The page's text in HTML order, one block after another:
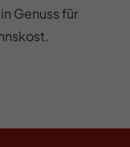
Genuss für